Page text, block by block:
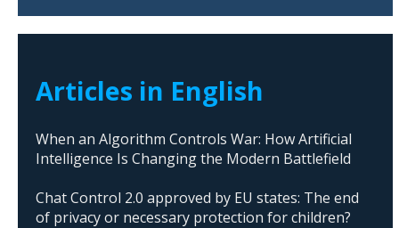
Articles in English
When an Algorithm Controls War: How Artificial
Intelligence Is Changing the Modern Battlefield
Chat Control 2.0 approved by EU states: The end
of privacy or necessary protection for children?